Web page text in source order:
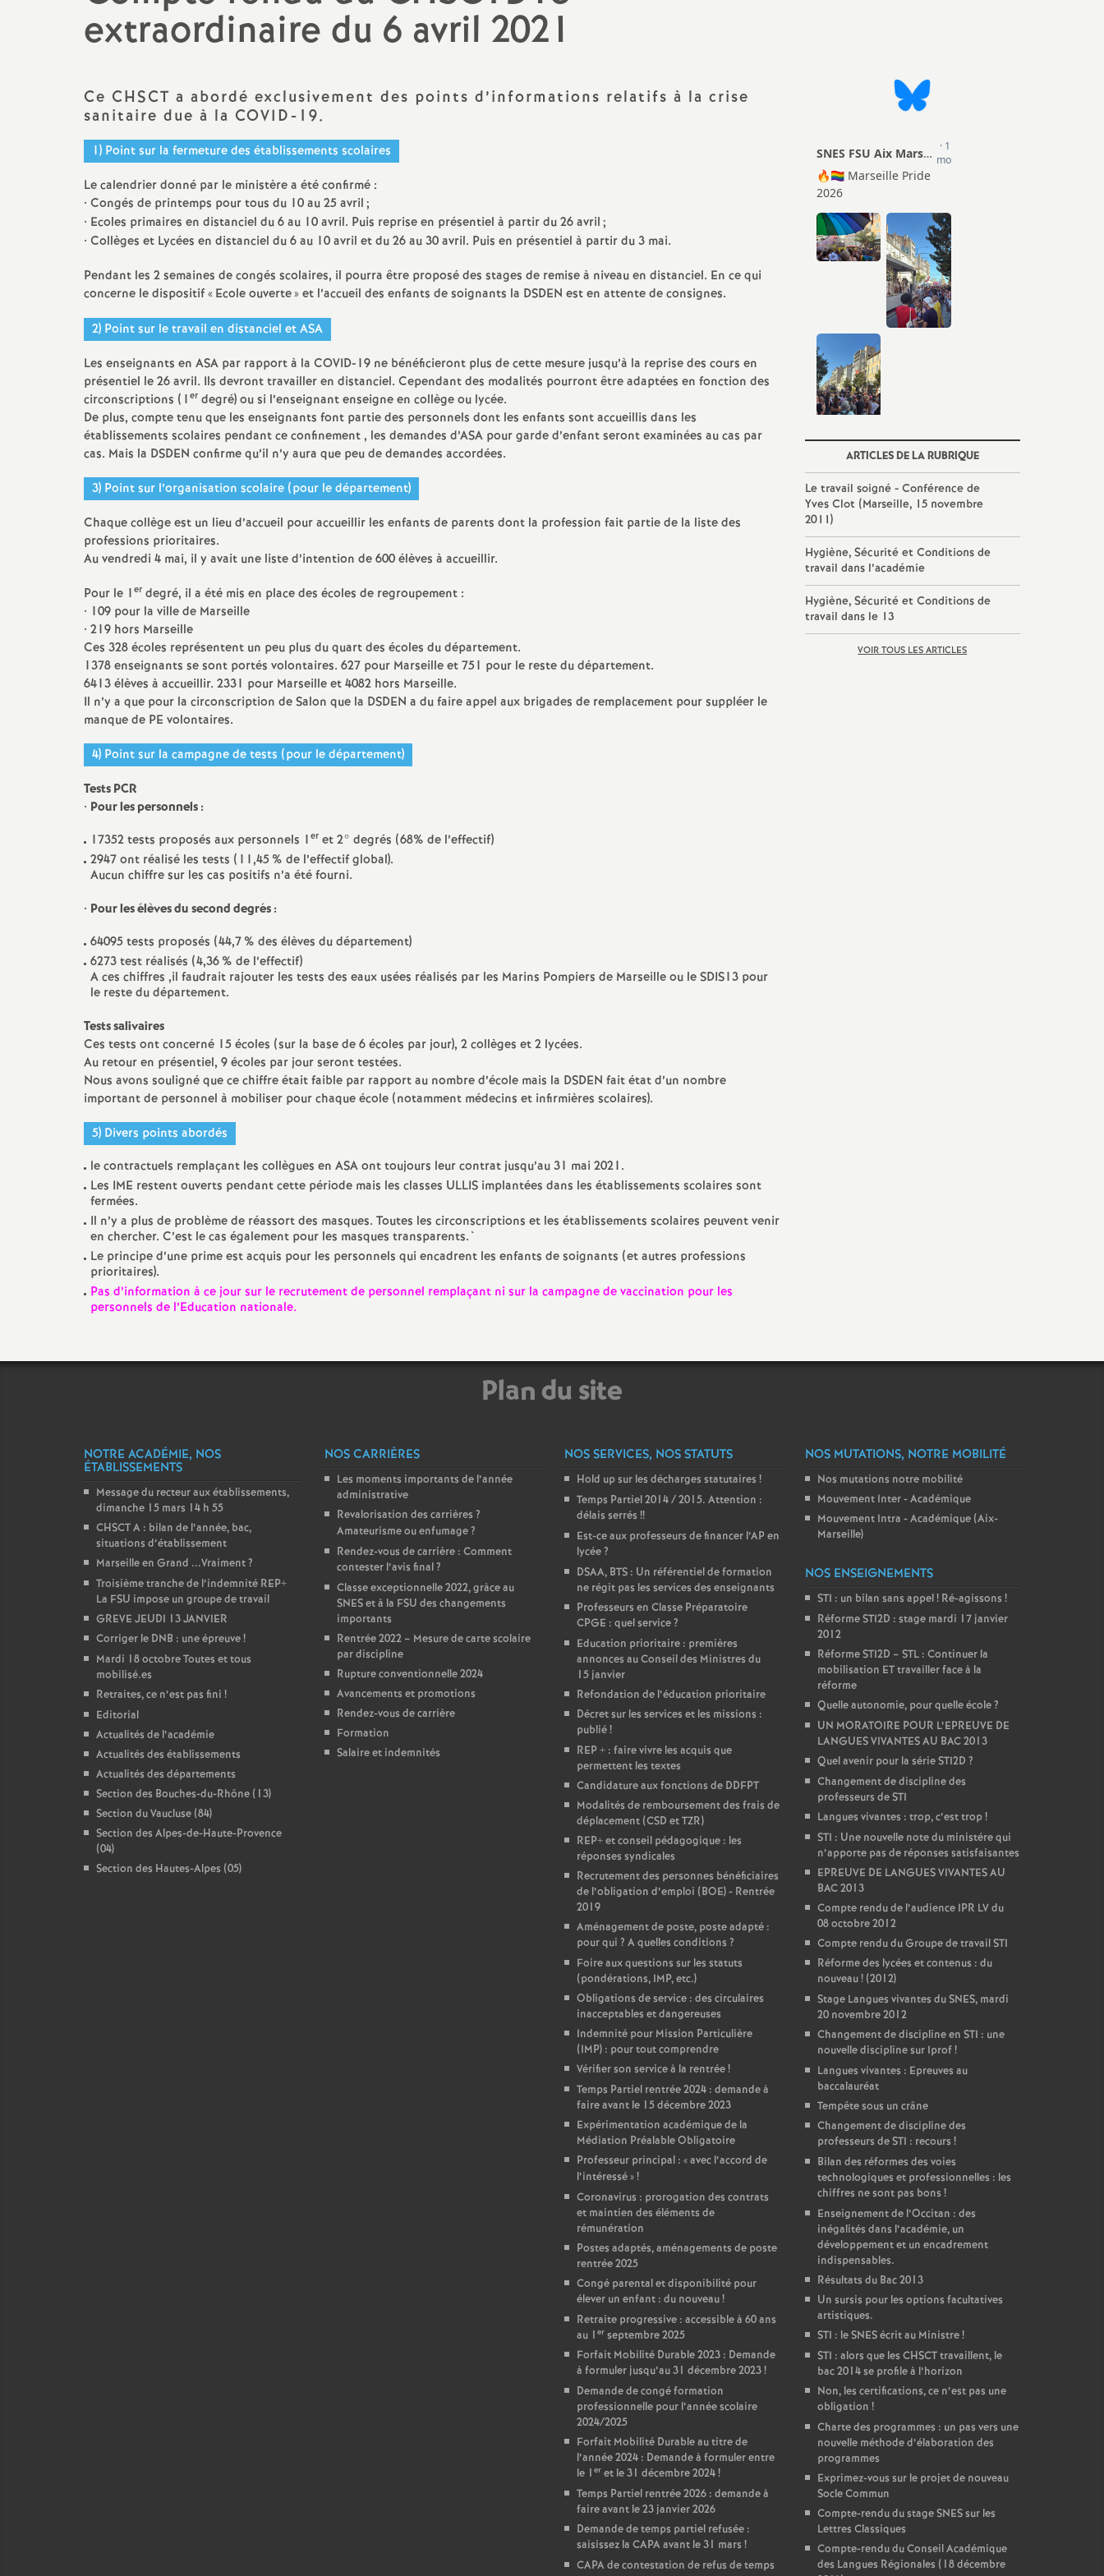
N
a
t
n
a
l
e
s
E
n
s
e
i
g
e
s
e
S
c
o
n
d
d
r
é
O
r
l
é
a
Actualités des départements
Section du Vaucluse (84)
Section des Alpes-de-Haute-
Provence (04)
Section des Hautes-Alpes (05)
Salaire et indemnités
CPE
Psy-EN
Documentalistes
Droits et Libertés
Congrés académiques du
Lettres d’information
Rubrique Culture
Infos FSU
extraordinaire du 6 avril 2021
Ce CHSCT a abordé exclusivement des points d’informations relatifs à la crise
sanitaire due à la COVID-19.
1) Point sur la fermeture des établissements scolaires
Le calendrier donné par le ministère a été confirmé :
• Congés de printemps pour tous du 10 au 25 avril;
• Ecoles primaires en distanciel du 6 au 10 avril. Puis reprise en présentiel à partir du 26 avril;
• Collèges et Lycées en distanciel du 6 au 10 avril et du 26 au 30 avril. Puis en présentiel à partir du 3 mai.
Pendant les 2 semaines de congés scolaires, il pourra être proposé des stages de remise à niveau en distanciel. En ce qui
concerne le dispositif «Ecole ouverte» et l’accueil des enfants de soignants la DSDEN est en attente de consignes.
2) Point sur le travail en distanciel et ASA
Les enseignants en ASA par rapport à la COVID-19 ne bénéficieront plus de cette mesure jusqu’à la reprise des cours en
présentiel le 26 avril. Ils devront travailler en distanciel. Cependant des modalités pourront être adaptées en fonction des
circonscriptions (1er degré) ou si l’enseignant enseigne en collège ou lycée.
De plus, compte tenu que les enseignants font partie des personnels dont les enfants sont accueillis dans les
établissements scolaires pendant ce confinement , les demandes d’ASA pour garde d’enfant seront examinées au cas par
cas. Mais la DSDEN confirme qu’il n’y aura que peu de demandes accordées.
3) Point sur l’organisation scolaire (pour le département)
Chaque collège est un lieu d’accueil pour accueillir les enfants de parents dont la profession fait partie de la liste des
professions prioritaires.
Au vendredi 4 mai, il y avait une liste d’intention de 600 élèves à accueillir.
Pour le 1er degré, il a été mis en place des écoles de regroupement :
• 109 pour la ville de Marseille
• 219 hors Marseille
Ces 328 écoles représentent un peu plus du quart des écoles du département.
1378 enseignants se sont portés volontaires. 627 pour Marseille et 751 pour le reste du département.
6413 élèves à accueillir. 2331 pour Marseille et 4082 hors Marseille.
Il n’y a que pour la circonscription de Salon que la DSDEN a du faire appel aux brigades de remplacement pour suppléer le
manque de PE volontaires.
4) Point sur la campagne de tests (pour le département)
Tests PCR
• Pour les personnels :
17352 tests proposés aux personnels 1er et 2° degrés (68% de l’effectif)
2947 ont réalisé les tests (11,45% de l’effectif global).
Aucun chiffre sur les cas positifs n’a été fourni.
• Pour les élèves du second degrés :
64095 tests proposés (44,7% des élèves du département)
6273 test réalisés (4,36% de l’effectif)
A ces chiffres ,il faudrait rajouter les tests des eaux usées réalisés par les Marins Pompiers de Marseille ou le SDIS13 pour
le reste du département.
Tests salivaires
Ces tests ont concerné 15 écoles (sur la base de 6 écoles par jour), 2 collèges et 2 lycées.
Au retour en présentiel, 9 écoles par jour seront testées.
Nous avons souligné que ce chiffre était faible par rapport au nombre d’école mais la DSDEN fait état d’un nombre
important de personnel à mobiliser pour chaque école (notamment médecins et infirmières scolaires).
5) Divers points abordés
le contractuels remplaçant les collègues en ASA ont toujours leur contrat jusqu’au 31 mai 2021.
Les IME restent ouverts pendant cette période mais les classes ULLIS implantées dans les établissements scolaires sont
fermées.
Il n’y a plus de problème de réassort des masques. Toutes les circonscriptions et les établissements scolaires peuvent venir
en chercher. C’est le cas également pour les masques transparents.`
Le principe d’une prime est acquis pour les personnels qui encadrent les enfants de soignants (et autres professions
prioritaires).
Pas d’information à ce jour sur le recrutement de personnel remplaçant ni sur la campagne de vaccination pour les
personnels de l’Education nationale.
ARTICLES DE LA RUBRIQUE
Le travail soigné - Conférence de
Yves Clot (Marseille, 15 novembre
2011)
Hygiène, Sécurité et Conditions de
travail dans l’académie
Hygiène, Sécurité et Conditions de
travail dans le 13
VOIR TOUS LES ARTICLES
Plan du site
NOTRE ACADÉMIE, NOS
ÉTABLISSEMENTS
Message du recteur aux établissements,
dimanche 15 mars 14 h 55
CHSCT A : bilan de l’année, bac,
situations d’établissement
Marseille en Grand ...Vraiment?
Troisième tranche de l’indemnité REP+
La FSU impose un groupe de travail
GREVE JEUDI 13 JANVIER
Corriger le DNB : une épreuve!
Mardi 18 octobre Toutes et tous
mobilisé.es
Retraites, ce n’est pas fini !
Editorial
Actualités de l’académie
Actualités des établissements
Actualités des départements
Section des Bouches-du-Rhône (13)
Section du Vaucluse (84)
Section des Alpes-de-Haute-Provence
(04)
Section des Hautes-Alpes (05)
NOS CARRIÈRES
Les moments importants de l’année
administrative
Revalorisation des carrières ?
Amateurisme ou enfumage?
Rendez-vous de carrière : Comment
contester l’avis final?
Classe exceptionnelle 2022, gràce au
SNES et à la FSU des changements
importants
Rentrée 2022 – Mesure de carte scolaire
par discipline
Rupture conventionnelle 2024
Avancements et promotions
Rendez-vous de carrière
Formation
Salaire et indemnités
NOS SERVICES, NOS STATUTS
Hold up sur les décharges statutaires !
Temps Partiel 2014 / 2015. Attention :
délais serrés !!
Est-ce aux professeurs de financer l’AP en
lycée?
DSAA, BTS : Un référentiel de formation
ne régit pas les services des enseignants
Professeurs en Classe Préparatoire
CPGE : quel service?
Education prioritaire : premières
annonces au Conseil des Ministres du
15 janvier
Refondation de l’éducation prioritaire
Décret sur les services et les missions :
publié!
REP + : faire vivre les acquis que
permettent les textes
Candidature aux fonctions de DDFPT
Modalités de remboursement des frais de
déplacement (CSD et TZR)
REP+ et conseil pédagogique : les
réponses syndicales
Recrutement des personnes bénéficiaires
de l’obligation d’emploi (BOE) - Rentrée
2019
Aménagement de poste, poste adapté :
pour qui ? A quelles conditions ?
Foire aux questions sur les statuts
(pondérations, IMP, etc.)
Obligations de service : des circulaires
inacceptables et dangereuses
Indemnité pour Mission Particulière
(IMP) : pour tout comprendre
Vérifier son service à la rentrée!
Temps Partiel rentrée 2024 : demande à
faire avant le 15 décembre 2023
Expérimentation académique de la
Médiation Préalable Obligatoire
Professeur principal : «avec l’accord de
l’intéressé»!
Coronavirus : prorogation des contrats
et maintien des éléments de
rémunération
Postes adaptés, aménagements de poste
rentrée 2025
Congé parental et disponibilité pour
élever un enfant : du nouveau!
Retraite progressive : accessible à 60 ans
au 1 er septembre 2025
Forfait Mobilité Durable 2023 : Demande
à formuler jusqu’au 31 décembre 2023!
Demande de congé formation
professionnelle pour l’année scolaire
2024/2025
Forfait Mobilité Durable au titre de
l’année 2024 : Demande à formuler entre
le 1 er et le 31 décembre 2024!
Temps Partiel rentrée 2026 : demande à
faire avant le 23 janvier 2026
Demande de temps partiel refusée :
saisissez la CAPA avant le 31 mars !
CAPA de contestation de refus de temps
NOS MUTATIONS, NOTRE MOBILITÉ
Nos mutations notre mobilité
Mouvement Inter - Académique
Mouvement Intra - Académique (Aix-
Marseille)
NOS ENSEIGNEMENTS
STI : un bilan sans appel! Ré-agissons !
Réforme STI2D : stage mardi 17 janvier
2012
Réforme STI2D – STL : Continuer la
mobilisation ET travailler face à la
réforme
Quelle autonomie, pour quelle école?
UN MORATOIRE POUR L’EPREUVE DE
LANGUES VIVANTES AU BAC 2013
Quel avenir pour la série STI2D ?
Changement de discipline des
professeurs de STI
Langues vivantes : trop, c’est trop!
STI : Une nouvelle note du ministére qui
n’apporte pas de réponses satisfaisantes
EPREUVE DE LANGUES VIVANTES AU
BAC 2013
Compte rendu de l’audience IPR LV du
08 octobre 2012
Compte rendu du Groupe de travail STI
Réforme des lycées et contenus : du
nouveau! (2012)
Stage Langues vivantes du SNES, mardi
20 novembre 2012
Changement de discipline en STI : une
nouvelle discipline sur Iprof!
Langues vivantes : Epreuves au
baccalauréat
Tempête sous un crâne
Changement de discipline des
professeurs de STI : recours !
Bilan des réformes des voies
technologiques et professionnelles : les
chiffres ne sont pas bons !
Enseignement de l’Occitan : des
inégalités dans l’académie, un
développement et un encadrement
indispensables.
Résultats du Bac 2013
Un sursis pour les options facultatives
artistiques.
STI : le SNES écrit au Ministre!
STI : alors que les CHSCT travaillent, le
bac 2014 se profile à l’horizon
Non, les certifications, ce n’est pas une
obligation !
Charte des programmes : un pas vers une
nouvelle méthode d’élaboration des
programmes
Exprimez-vous sur le projet de nouveau
Socle Commun
Compte-rendu du stage SNES sur les
Lettres Classiques
Compte-rendu du Conseil Académique
des Langues Régionales (18 décembre